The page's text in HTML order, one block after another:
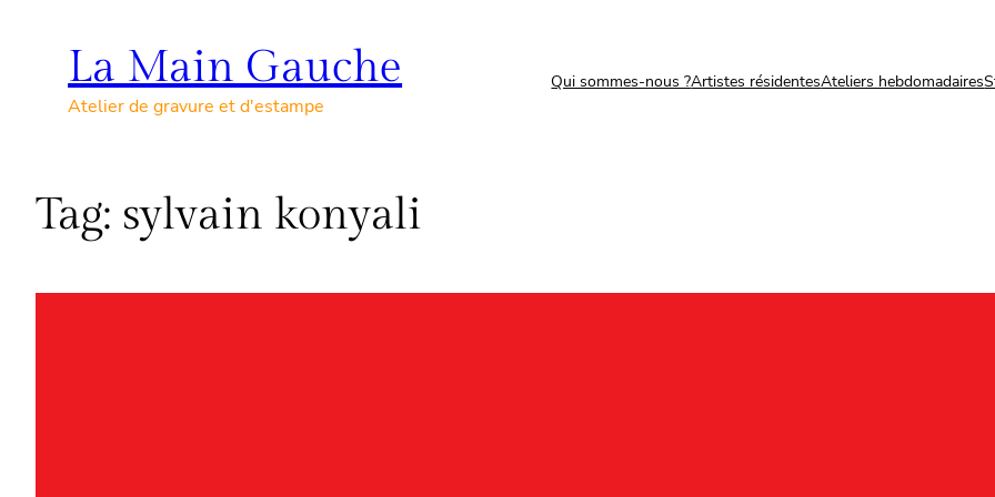
contentLa Main Gauche
Atelier de gravure et d'estampe
Qui sommes-nous ?Artistes résidentesAteliers hebdomadaires
Tag: sylvain konyali